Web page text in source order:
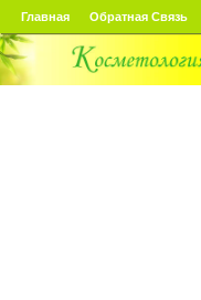
Главная Обратная Связь